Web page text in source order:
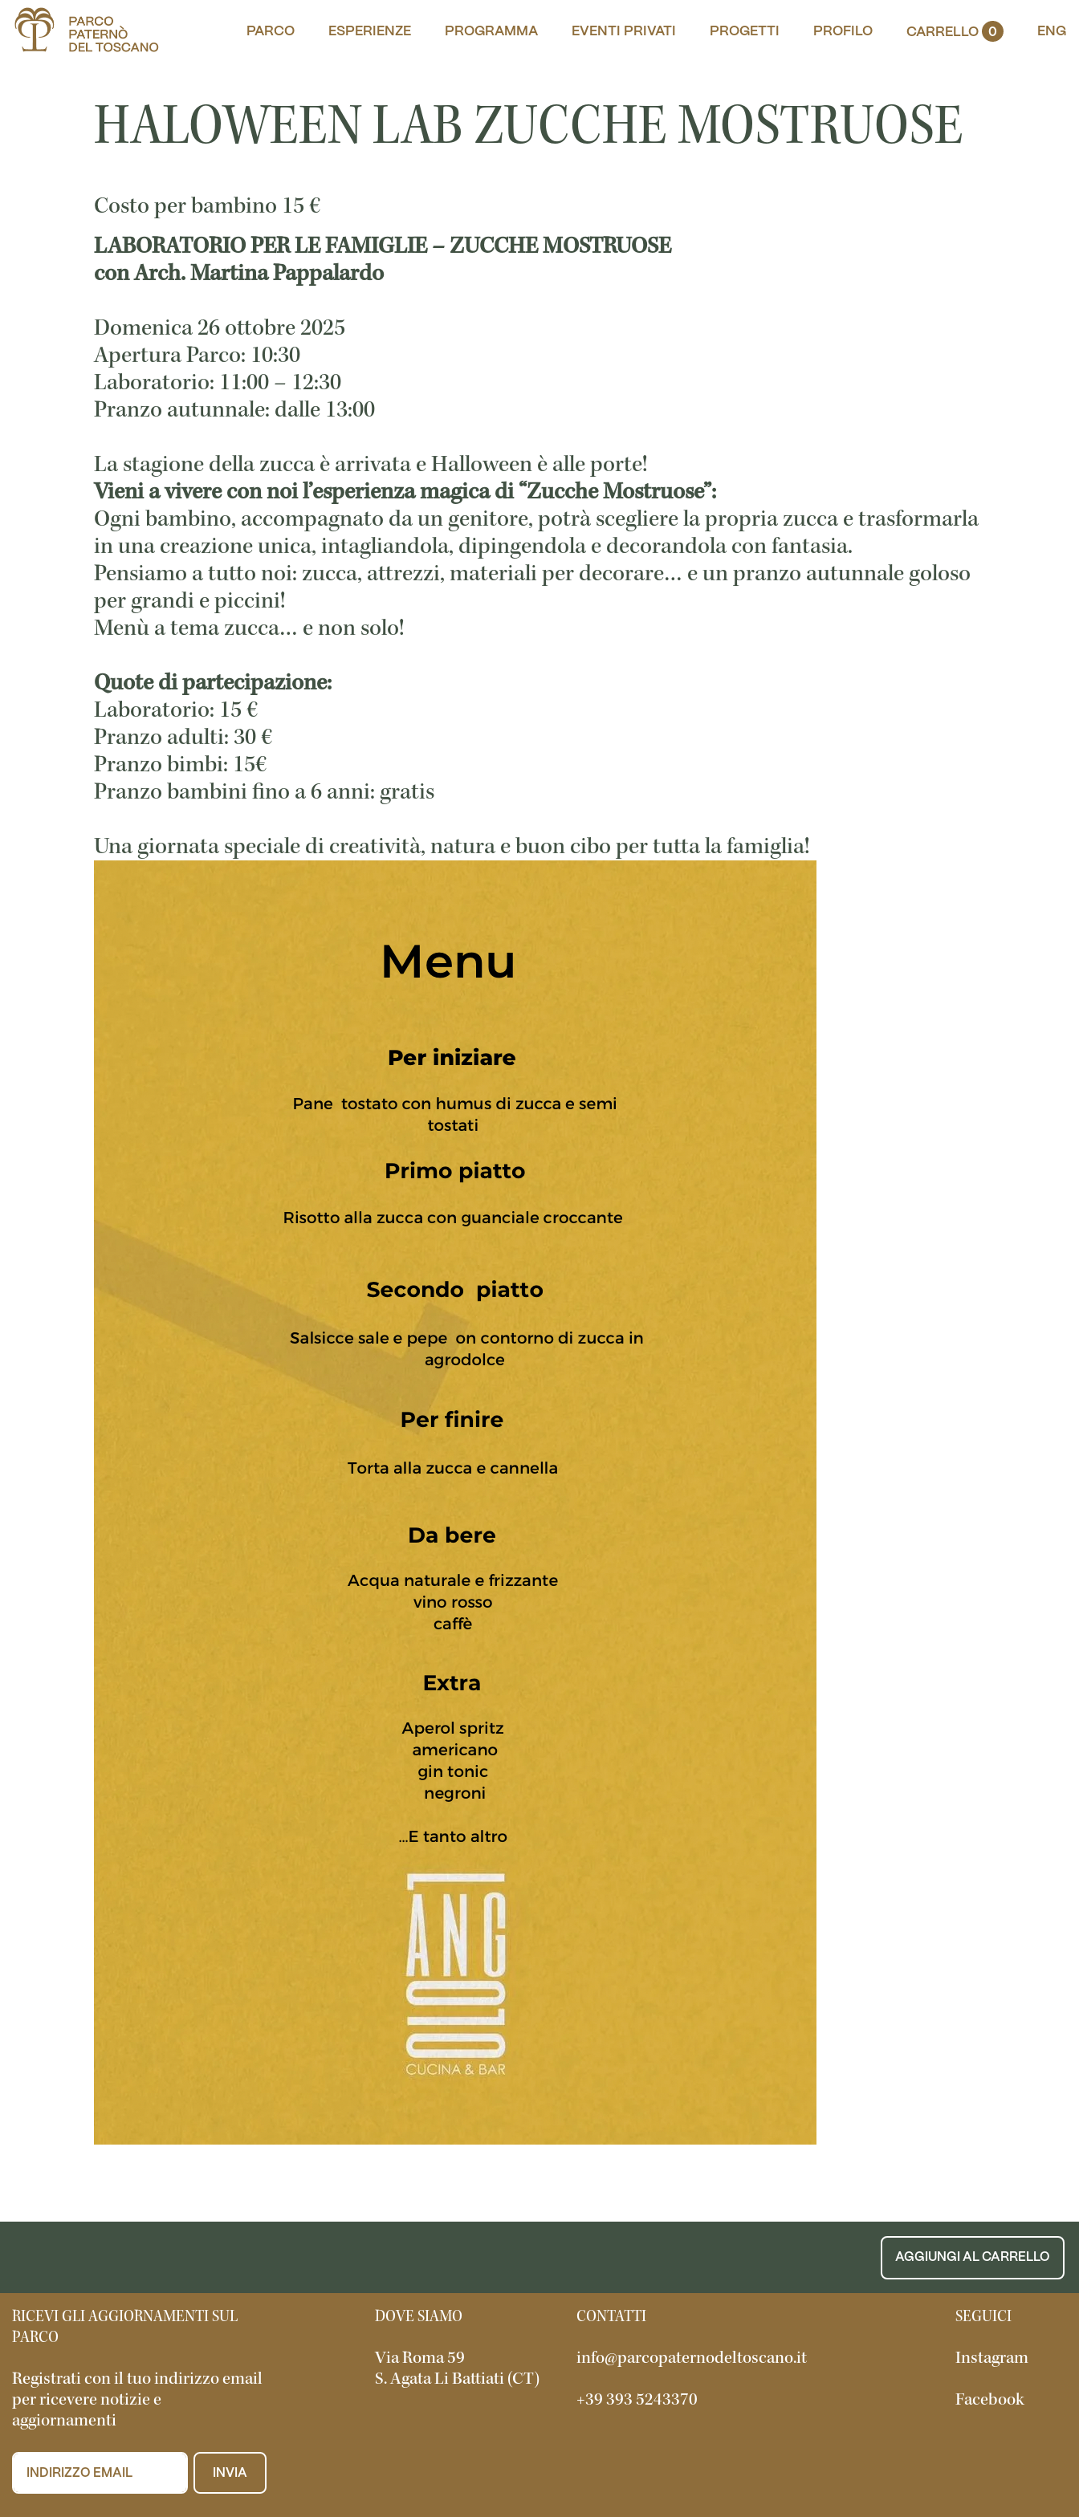
PARCO ESPERIENZE PROGRAMMA EVENTI PRIVATI PROGETTI PROFILO CARRELLO 0 ENG
HALOWEEN LAB ZUCCHE MOSTRUOSE
Costo per bambino 15 €
LABORATORIO PER LE FAMIGLIE – ZUCCHE MOSTRUOSE
con Arch. Martina Pappalardo
Domenica 26 ottobre 2025
Apertura Parco: 10:30
Laboratorio: 11:00 – 12:30
Pranzo autunnale: dalle 13:00
La stagione della zucca è arrivata e Halloween è alle porte!
Vieni a vivere con noi l’esperienza magica di “Zucche Mostruose”:
Ogni bambino, accompagnato da un genitore, potrà scegliere la propria zucca e trasformarla
in una creazione unica, intagliandola, dipingendola e decorandola con fantasia.
Pensiamo a tutto noi: zucca, attrezzi, materiali per decorare… e un pranzo autunnale goloso
per grandi e piccini!
Menù a tema zucca… e non solo!
Quote di partecipazione:
Laboratorio: 15 €
Pranzo adulti: 30 €
Pranzo bimbi: 15€
Pranzo bambini fino a 6 anni: gratis
Una giornata speciale di creatività, natura e buon cibo per tutta la famiglia!
AGGIUNGI AL CARRELLO
RICEVI GLI AGGIORNAMENTI SUL
PARCO
Registrati con il tuo indirizzo email
per ricevere notizie e
aggiornamenti
INVIA
DOVE SIAMO
Via Roma 59
S. Agata Li Battiati (CT)
CONTATTI
info@parcopaternodeltoscano.it
+39 393 5243370
SEGUICI
Instagram
Facebook